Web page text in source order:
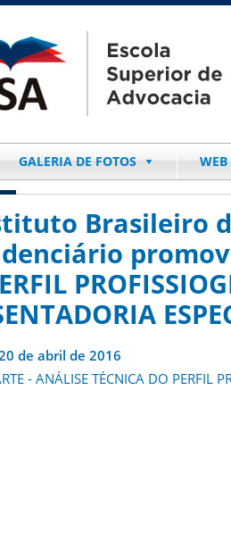
GALERIA DE FOTOS
Brasileiro
de abril de 2016